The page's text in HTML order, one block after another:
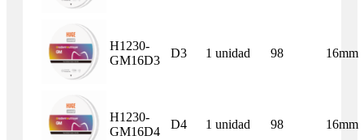
H1230-
GM16D3
D3 1 unidad 98 16mm
H1230-
GM16D4
D4 1 unidad 98 16mm